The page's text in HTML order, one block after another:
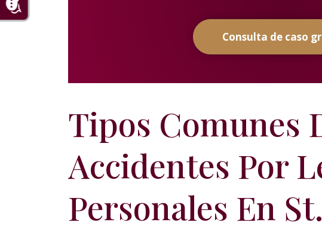
Consulta de caso
Tipos Comunes
Accidentes Por
Personales En